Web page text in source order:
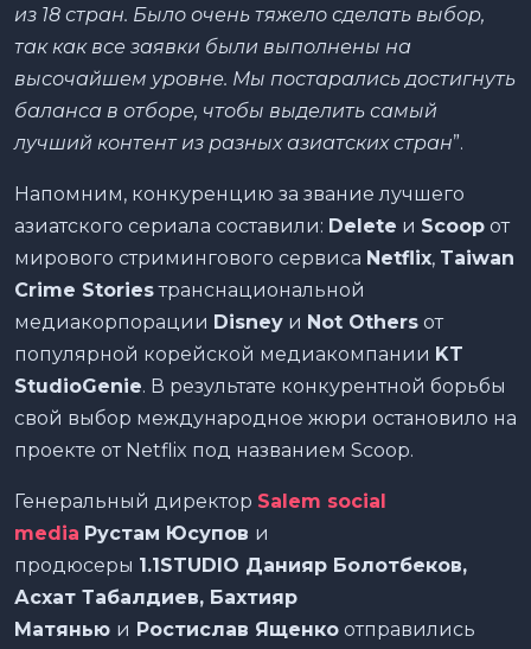
из 18 стран. Было очень тяжело сделать выбор,
так как все заявки были выполнены на
высочайшем уровне. Мы постарались достигнуть
баланса в отборе, чтобы выделить самый
лучший контент из разных азиатских стран”.
Напомним, конкуренцию за звание лучшего
азиатского сериала составили: Delete и Scoop от
мирового стримингового сервиса Netflix, Taiwan
Crime Storiesтранснациональной
медиакорпорации Disney и Not Others от
популярной корейской медиакомпании KT
StudioGenie. В результате конкурентной борьбы
свой выбор международное жюри остановило на
проекте от Netflix под названием Scoop.
Генеральный директор Salem social
media Рустам Юсупов и
продюсеры 1.1 STUDIO Данияр Болотбеков,
Асхат Табалдиев, Бахтияр
Матянью и Ростислав Ященко отправились